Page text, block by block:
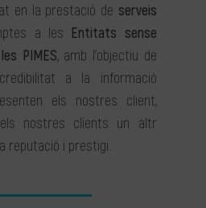
en la prestació de serveis
a les Entitats sense
PIMES, amb l’objectiu de
a la informació
els nostres client,
nostres clients un altr
reputació i prestigi.